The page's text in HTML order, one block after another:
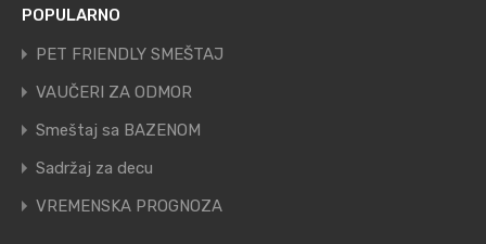
POPULARNO
PET FRIENDLY SMEŠTAJ
VAUČERI ZA ODMOR
Smeštaj sa BAZENOM
Sadržaj za decu
VREMENSKA PROGNOZA